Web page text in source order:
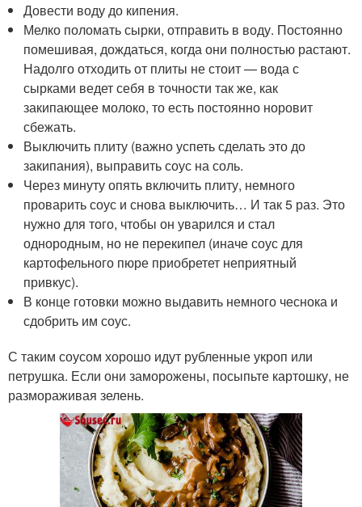
Довести воду до кипения.
Мелко поломать сырки, отправить в воду. Постоянно
помешивая, дождаться, когда они полностью растают.
Надолго отходить от плиты не стоит — вода с
сырками ведет себя в точности так же, как
закипающее молоко, то есть постоянно норовит
сбежать.
Выключить плиту (важно успеть сделать это до
закипания), выправить соус на соль.
Через минуту опять включить плиту, немного
проварить соус и снова выключить… И так 5 раз. Это
нужно для того, чтобы он уварился и стал
однородным, но не перекипел (иначе соус для
картофельного пюре приобретет неприятный
привкус).
В конце готовки можно выдавить немного чеснока и
сдобрить им соус.
С таким соусом хорошо идут рубленные укроп или
петрушка. Если они заморожены, посыпьте картошку, не
размораживая зелень.